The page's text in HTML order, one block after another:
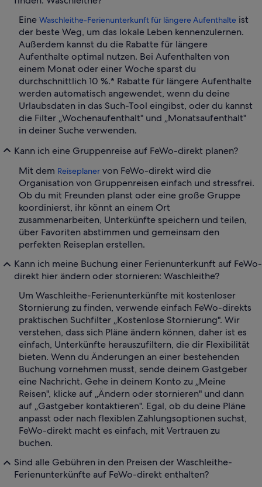
Eine Waschleithe-Ferienunterkunft für längere Aufenthalte ist
der beste Weg, um das lokale Leben kennenzulernen.
Außerdem kannst du die Rabatte für längere
Aufenthalte optimal nutzen. Bei Aufenthalten von
einem Monat oder einer Woche sparst du
durchschnittlich 10 %.* Rabatte für längere Aufenthalte
werden automatisch angewendet, wenn du deine
Urlaubsdaten in das Such-Tool eingibst, oder du kannst
die Filter „Wochenaufenthalt" und „Monatsaufenthalt"
in deiner Suche verwenden.
Kann ich eine Gruppenreise auf FeWo-direkt planen?
Mit dem Reiseplaner von FeWo-direkt wird die
Organisation von Gruppenreisen einfach und stressfrei.
Ob du mit Freunden planst oder eine große Gruppe
koordinierst, ihr könnt an einem Ort
zusammenarbeiten, Unterkünfte speichern und teilen,
über Favoriten abstimmen und gemeinsam den
perfekten Reiseplan erstellen.
Kann ich meine Buchung einer Ferienunterkunft auf FeWo-
direkt hier ändern oder stornieren: Waschleithe?
Um Waschleithe-Ferienunterkünfte mit kostenloser
Stornierung zu finden, verwende einfach FeWo-direkts
praktischen Suchfilter „Kostenlose Stornierung". Wir
verstehen, dass sich Pläne ändern können, daher ist es
einfach, Unterkünfte herauszufiltern, die dir Flexibilität
bieten. Wenn du Änderungen an einer bestehenden
Buchung vornehmen musst, sende deinem Gastgeber
eine Nachricht. Gehe in deinem Konto zu „Meine
Reisen", klicke auf „Ändern oder stornieren" und dann
auf „Gastgeber kontaktieren". Egal, ob du deine Pläne
anpasst oder nach flexiblen Zahlungsoptionen suchst,
FeWo-direkt macht es einfach, mit Vertrauen zu
buchen.
Sind alle Gebühren in den Preisen der Waschleithe-
Ferienunterkünfte auf FeWo-direkt enthalten?